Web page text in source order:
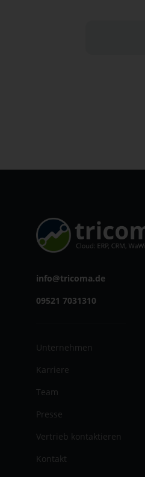
info@tricoma.de
09521 7031310
Unternehmen
Karriere
Team
Presse
Vertrieb kontaktieren
Kontakt